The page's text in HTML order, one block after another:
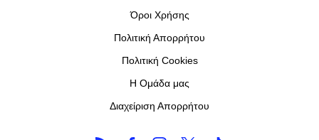
Όροι Χρήσης
Πολιτική Απορρήτου
Πολιτική Cookies
Η Ομάδα μας
Διαχείριση Απορρήτου